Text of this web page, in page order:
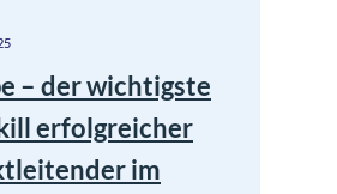
– der wichtigste
erfolgreicher
im